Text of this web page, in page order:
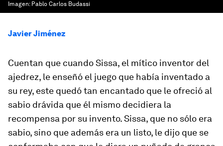
Imagen: Pablo Carlos Budassi
Javier Jiménez
Cuentan que cuando Sissa, el mítico inventor del
ajedrez, le enseñó el juego que había inventado a
su rey, este quedó tan encantado que le ofreció al
sabio drávida que él mismo decidiera la
recompensa por su invento. Sissa, que no sólo era
sabio, sino que además era un listo, le dijo que se